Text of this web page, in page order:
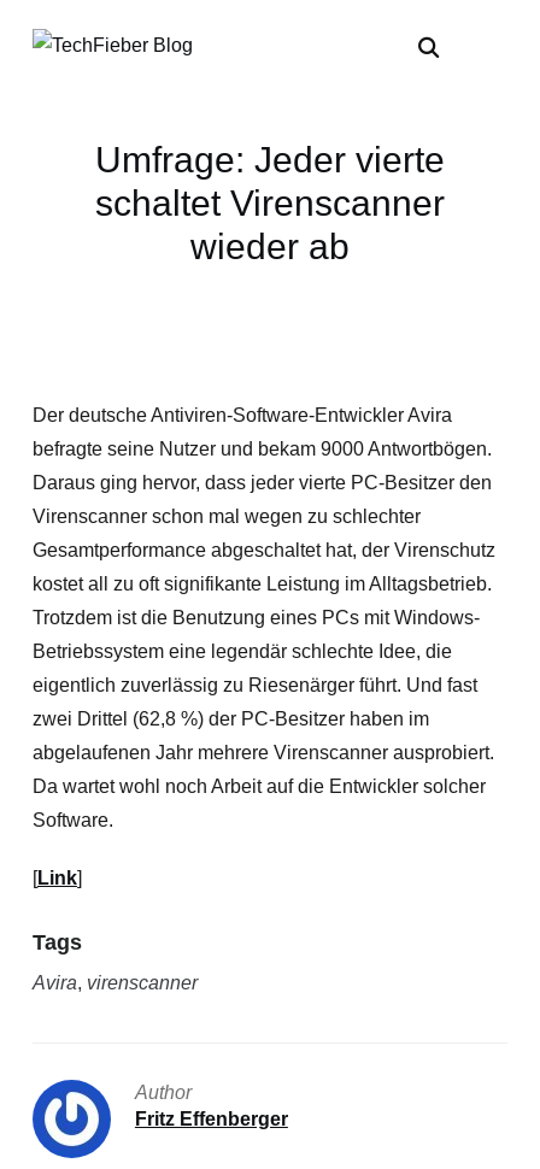
Umfrage: Jeder vierte
schaltet Virenscanner
wieder ab
Der deutsche Antiviren-Software-Entwickler Avira
befragte seine Nutzer und bekam 9000 Antwortbögen.
Daraus ging hervor, dass jeder vierte PC-Besitzer den
Virenscanner schon mal wegen zu schlechter
Gesamtperformance abgeschaltet hat, der Virenschutz
kostet all zu oft signifikante Leistung im Alltagsbetrieb.
Trotzdem ist die Benutzung eines PCs mit Windows-
Betriebssystem eine legendär schlechte Idee, die
eigentlich zuverlässig zu Riesenärger führt. Und fast
zwei Drittel (62,8 %) der PC-Besitzer haben im
abgelaufenen Jahr mehrere Virenscanner ausprobiert.
Da wartet wohl noch Arbeit auf die Entwickler solcher
Software.
[Link]
Tags
Avira, virenscanner
Author
Fritz Effenberger